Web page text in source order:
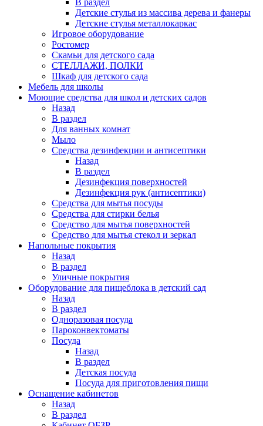
В раздел
Детские стулья из массива дерева и фанеры
Детские стулья металлокаркас
Игровое оборудование
Ростомер
Скамьи для детского сада
СТЕЛЛАЖИ, ПОЛКИ
Шкаф для детского сада
Мебель для школы
Моющие средства для школ и детских садов
Назад
В раздел
Для ванных комнат
Мыло
Средства дезинфекции и антисептики
Назад
В раздел
Дезинфекция поверхностей
Дезинфекция рук (антисептики)
Средства для мытья посуды
Средства для стирки белья
Средство для мытья поверхностей
Средство для мытья стекол и зеркал
Напольные покрытия
Назад
В раздел
Уличные покрытия
Оборудование для пищеблока в детский сад
Назад
В раздел
Одноразовая посуда
Пароконвектоматы
Посуда
Назад
В раздел
Детская посуда
Посуда для приготовления пищи
Оснащение кабинетов
Назад
В раздел